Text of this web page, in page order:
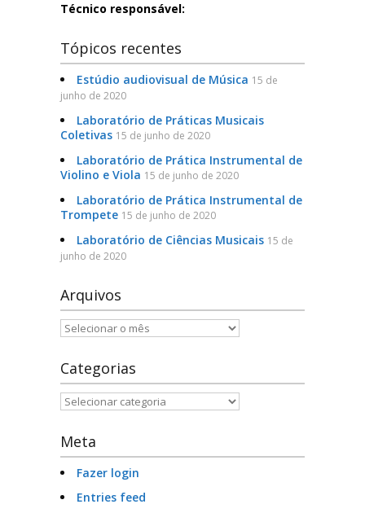
Letras-Libras
Especialização em Tradução e Interpretação de Libras
Lista de Laboratórios
Serviços e Formulários
Links Úteis
Técnico responsável:
Tópicos recentes
Estúdio audiovisual de Música 15 de
junho de 2020
Laboratório de Práticas Musicais
Coletivas 15 de junho de 2020
Laboratório de Prática Instrumental de
Violino e Viola 15 de junho de 2020
Laboratório de Prática Instrumental de
Trompete 15 de junho de 2020
Laboratório de Ciências Musicais 15 de
junho de 2020
Arquivos
Arquivos
Categorias
Categorias
Meta
Fazer login
Entries feed